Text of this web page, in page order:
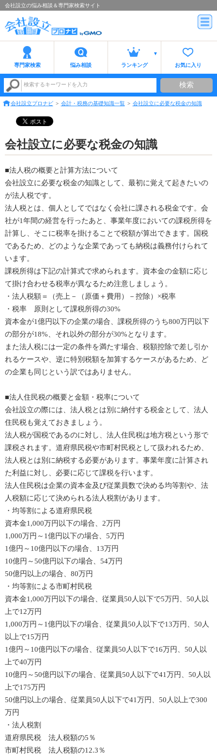
会社設立の悩み相談＆専門家検索サイト
専門家検索 悩み相談 ランキング お気に入り
検索するキーワードを入力 検索
会社設立プロナビ 会計・税務の基礎知識一覧 会社設立に必要な税金の知識
会社設立に必要な税金の知識
■法人税の概要と計算方法について
会社設立に必要な税金の知識として、最初に覚えて起きたいの
が法人税です。
法人税とは、個人としてではなく会社に課される税金です。会
社が1年間の経営を行ったあと、事業年度においての課税所得を
計算し、そこに税率を掛けることで税額が算出できます。国税
であるため、どのような企業であっても納税は義務付けられて
います。
課税所得は下記の計算式で求められます。資本金の金額に応じ
て掛け合わせる税率が異なるため注意しましょう。
・法人税額＝（売上－（原価＋費用）－控除）×税率
・税率 原則として課税所得の30%
資本金が1億円以下の企業の場合、課税所得のうち800万円以下
の部分が18%、それ以外の部分が30%となります。
また法人税には一定の条件を満たす場合、税額控除で差し引か
れるケースや、逆に特別税額を加算するケースがあるため、ど
の企業も同じという訳ではありません。
■法人住民税の概要と金額・税率について
会社設立の際には、法人税とは別に納付する税金として、法人
住民税も覚えておきましょう。
法人税が国税であるのに対し、法人住民税は地方税という形で
課税されます。道府県民税や市町村民税として扱われるため、
法人税とは別に納税する必要があります。事業年度に計算され
た利益に対し、必要に応じて課税を行います。
法人住民税は企業の資本金及び従業員数で決める均等割や、法
人税額に応じて決められる法人税割があります。
・均等割による道府県民税
資本金1,000万円以下の場合、2万円
1,000万円～1億円以下の場合、5万円
1億円～10億円以下の場合、13万円
10億円～50億円以下の場合、54万円
50億円以上の場合、80万円
・均等割による市町村民税
資本金1,000万円以下の場合、従業員50人以下で5万円、50人以
上で12万円
1,000万円～1億円以下の場合、従業員50人以下で13万円、50人
以上で15万円
1億円～10億円以下の場合、従業員50人以下で16万円、50人以
上で40万円
10億円～50億円以下の場合、従業員50人以下で41万円、50人以
上で175万円
50億円以上の場合、従業員50人以下で41万円、50人以上で300
万円
・法人税割
道府県民税 法人税額の5％
市町村民税 法人税額の12.3％